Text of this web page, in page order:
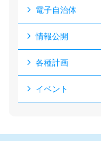
電子自治体
情報公開
各種計画
イベント